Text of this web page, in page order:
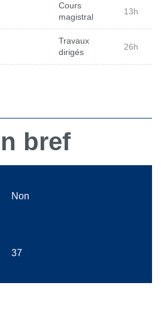
Cours
magistral
13h
Travaux
dirigés
26h
bref
Non
37